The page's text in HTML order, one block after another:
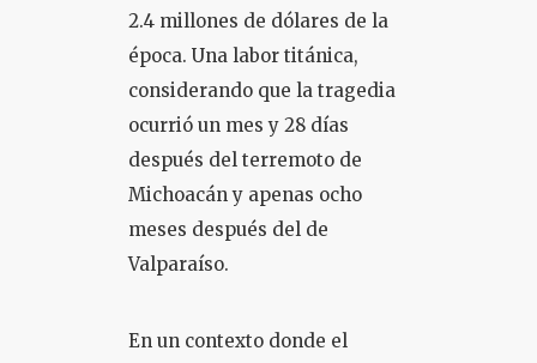
2.4 millones de dólares de la
época. Una labor titánica,
considerando que la tragedia
ocurrió un mes y 28 días
después del terremoto de
Michoacán y apenas ocho
meses después del de
Valparaíso.
En un contexto donde el